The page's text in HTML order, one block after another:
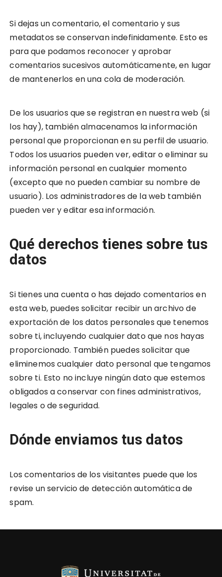
Si dejas un comentario, el comentario y sus
metadatos se conservan indefinidamente. Esto es
para que podamos reconocer y aprobar
comentarios sucesivos automáticamente, en lugar
de mantenerlos en una cola de moderación.
De los usuarios que se registran en nuestra web (si
los hay), también almacenamos la información
personal que proporcionan en su perfil de usuario.
Todos los usuarios pueden ver, editar o eliminar su
información personal en cualquier momento
(excepto que no pueden cambiar su nombre de
usuario). Los administradores de la web también
pueden ver y editar esa información.
Qué derechos tienes sobre tus
datos
Si tienes una cuenta o has dejado comentarios en
esta web, puedes solicitar recibir un archivo de
exportación de los datos personales que tenemos
sobre ti, incluyendo cualquier dato que nos hayas
proporcionado. También puedes solicitar que
eliminemos cualquier dato personal que tengamos
sobre ti. Esto no incluye ningún dato que estemos
obligados a conservar con fines administrativos,
legales o de seguridad.
Dónde enviamos tus datos
Los comentarios de los visitantes puede que los
revise un servicio de detección automática de
spam.